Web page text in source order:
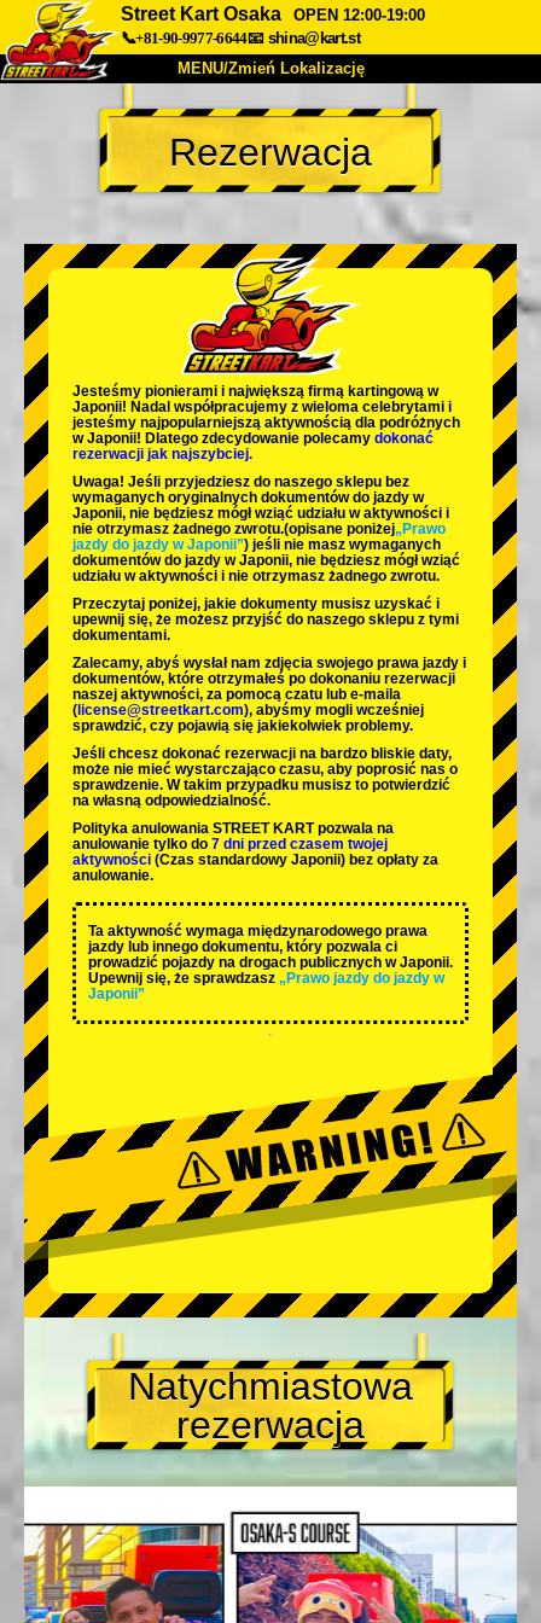
Street Kart Osaka
OPEN 12:00-19:00
📞+81-90-9977-6644📧 shina@kart.st
MENU/Zmień Lokalizację
TOP
O nas Specyfikacja Cena
Firma Rezerwacja
Zmień Lokalizację
Tokyo Shinagawa Tokyo Akihabara#1
Tokyo Akihabara#2
Tokyo Shibuya Annex Tokyo Bay
Tokyo Asakusa Osaka
Okinawa
Rezerwacja
Jesteśmy pionierami i największą firmą kartingową w
Japonii! Nadal współpracujemy z wieloma celebrytami i
jesteśmy najpopularniejszą aktywnością dla podróżnych
w Japonii! Dlatego zdecydowanie polecamy dokonać
rezerwacji jak najszybciej.
Uwaga! Jeśli przyjedziesz do naszego sklepu bez
wymaganych oryginalnych dokumentów do jazdy w
Japonii, nie będziesz mógł wziąć udziału w aktywności i
nie otrzymasz żadnego zwrotu.(opisane poniżej„Prawo
jazdy do jazdy w Japonii”) jeśli nie masz wymaganych
dokumentów do jazdy w Japonii, nie będziesz mógł wziąć
udziału w aktywności i nie otrzymasz żadnego zwrotu.
Przeczytaj poniżej, jakie dokumenty musisz uzyskać i
upewnij się, że możesz przyjść do naszego sklepu z tymi
dokumentami.
Zalecamy, abyś wysłał nam zdjęcia swojego prawa jazdy i
dokumentów, które otrzymałeś po dokonaniu rezerwacji
naszej aktywności, za pomocą czatu lub e-maila
( license@streetkart.com), abyśmy mogli wcześniej
sprawdzić, czy pojawią się jakiekolwiek problemy.
Jeśli chcesz dokonać rezerwacji na bardzo bliskie daty,
może nie mieć wystarczająco czasu, aby poprosić nas o
sprawdzenie. W takim przypadku musisz to potwierdzić
na własną odpowiedzialność.
Polityka anulowania STREET KART pozwala na
anulowanie tylko do 7 dni przed czasem twojej
aktywności (Czas standardowy Japonii) bez opłaty za
anulowanie.
Ta aktywność wymaga międzynarodowego prawa
jazdy lub innego dokumentu, który pozwala ci
prowadzić pojazdy na drogach publicznych w Japonii.
Upewnij się, że sprawdzasz „Prawo jazdy do jazdy w
Japonii”
Natychmiastowa
rezerwacja